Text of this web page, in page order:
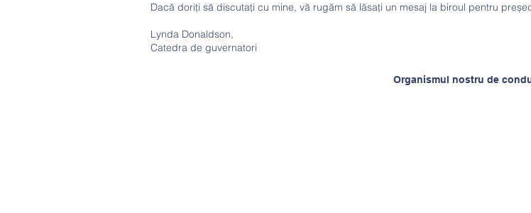
Dacă doriți să discutați cu mine, vă rugăm să lăsați un mesaj la biroul pentru
Lynda Donaldson,
Catedra de guvernatori
Organismul nostru de